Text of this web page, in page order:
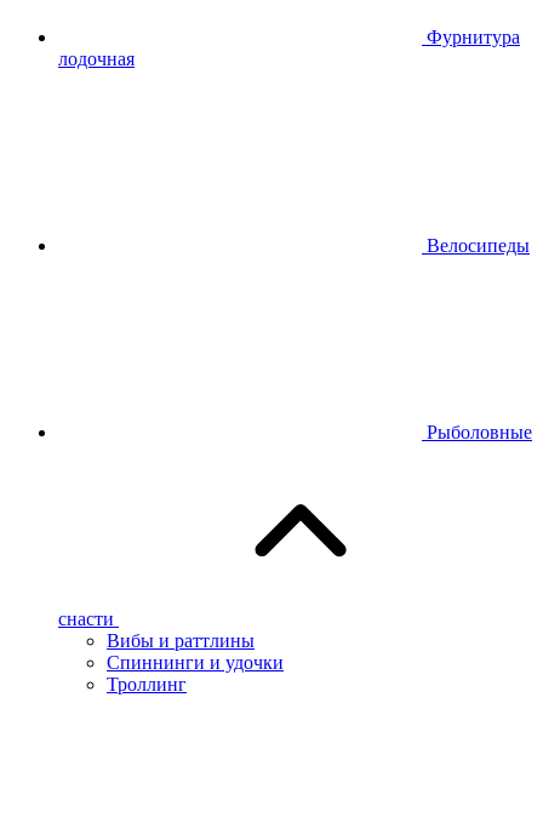
Фурнитура
лодочная
Велосипеды
Рыболовные
снасти
Вибы и раттлины
Спиннинги и удочки
Троллинг